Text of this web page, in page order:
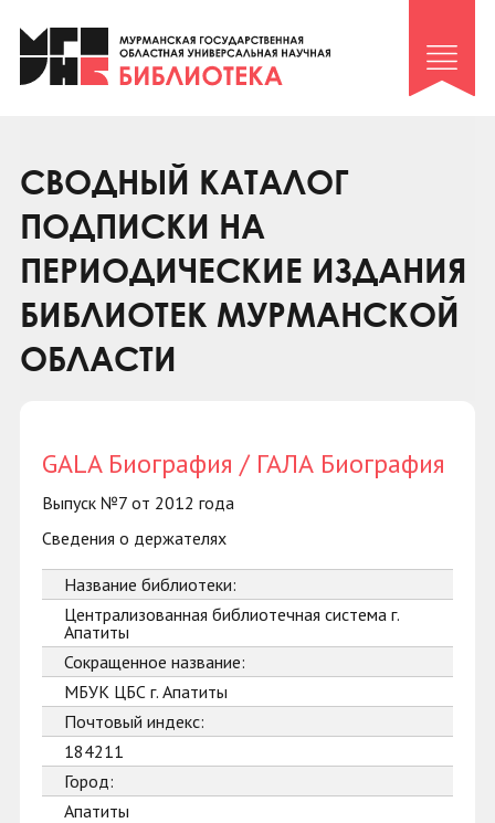
Клуб «Гиря и сельдерей»
Клуб «Семейный архив»
Коллегам
Контакты
СВОДНЫЙ КАТАЛОГ
ПОДПИСКИ НА
ПЕРИОДИЧЕСКИЕ ИЗДАНИЯ
БИБЛИОТЕК МУРМАНСКОЙ
ОБЛАСТИ
GALA Биография / ГАЛА Биография
Выпуск №7 от 2012 года
Сведения о держателях
Название библиотеки:
Централизованная библиотечная система г.
Апатиты
Сокращенное название:
МБУК ЦБС г. Апатиты
Почтовый индекс:
184211
Город:
Апатиты